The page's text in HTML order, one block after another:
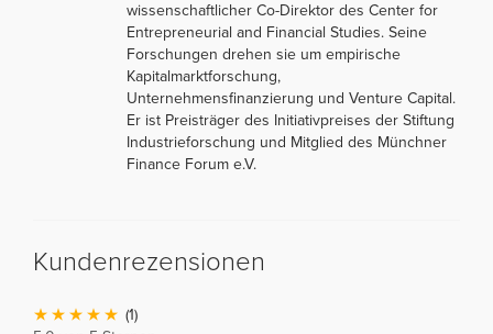
wissenschaftlicher Co-Direktor des Center for
Entrepreneurial and Financial Studies. Seine
Forschungen drehen sie um empirische
Kapitalmarktforschung,
Unternehmensfinanzierung und Venture Capital.
Er ist Preisträger des Initiativpreises der Stiftung
Industrieforschung und Mitglied des Münchner
Finance Forum e.V.
Kundenrezensionen
(1)